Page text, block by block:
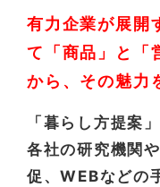
有力企業が展開
て「商品」と「
から、その魅力
「暮らし方提案
各社の研究機関
促、WEBなどの